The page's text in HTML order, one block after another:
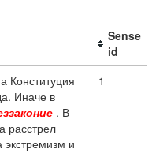
Sense
id
Конституция
Иначе в
. В
расстрел
и
1